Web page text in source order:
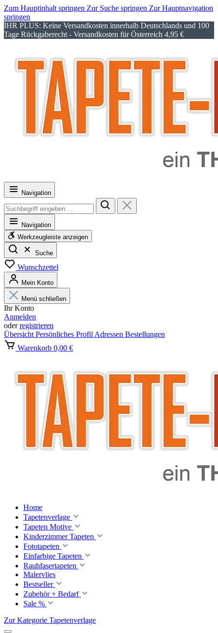
Zum Hauptinhalt springen Zur Suche springen Zur Hauptnavigation
springen
IHR PLUS: Keine Versandkosten innerhalb Deutschlands und 100
Tage Rückgaberecht - Versandkosten für Österreich 4,95 €
Navigation
Navigation
Werkzeugleiste anzeigen
Suche
Wunschzettel
Mein Konto
Menü schließen
Ihr Konto
Anmelden
oderregistrieren
Übersicht Persönliches Profil Adressen Bestellungen
Warenkorb 0,00 €
Home
Tapetenverlage
Tapeten Motive
Kinderzimmer Tapeten
Fototapeten
Einfarbige Tapeten
Rauhfasertapeten
Malervlies
Bestseller
Zubehör + Bedarf
Sale %
Zur Kategorie Tapetenverlage